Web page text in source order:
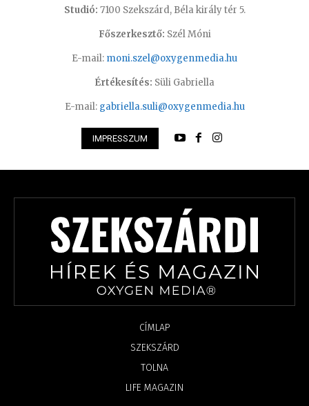
Studió: 7100 Szekszárd, Béla király tér 5.
Főszerkesztő: Szél Móni
E-mail: moni.szel@oxygenmedia.hu
Értékesítés: Süli Gabriella
E-mail: gabriella.suli@oxygenmedia.hu
IMPRESSZUM
CÍMLAP
SZEKSZÁRD
TOLNA
LIFE MAGAZIN